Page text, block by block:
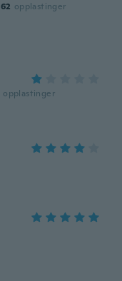
62 opplastinger
opplastinger